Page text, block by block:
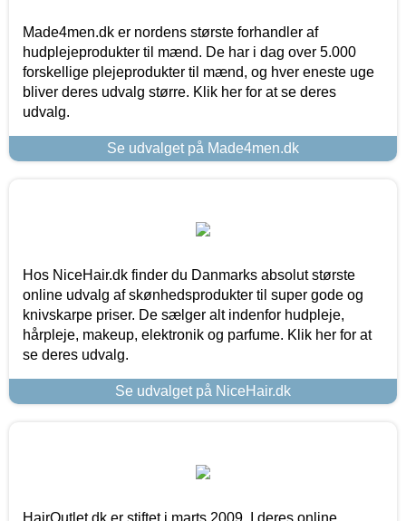
Made4men.dk er nordens største forhandler af
hudplejeprodukter til mænd. De har i dag over 5.000
forskellige plejeprodukter til mænd, og hver eneste uge
bliver deres udvalg større. Klik her for at se deres
udvalg.
Se udvalget på Made4men.dk
Hos NiceHair.dk finder du Danmarks absolut største
online udvalg af skønhedsprodukter til super gode og
knivskarpe priser. De sælger alt indenfor hudpleje,
hårpleje, makeup, elektronik og parfume. Klik her for at
se deres udvalg.
Se udvalget på NiceHair.dk
HairOutlet.dk er stiftet i marts 2009. I deres online